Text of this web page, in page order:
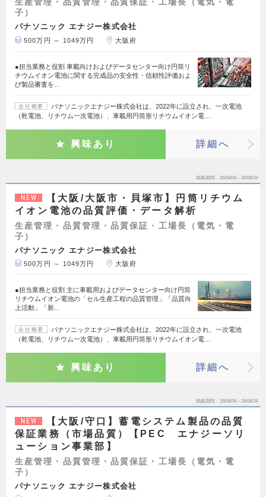
生産管理・品質管理・品質保証・工場長（電気・電
子）
パナソニック エナジー株式会社
500万円 ～ 1049万円 大阪府
●担当業務と役割 車載向けおよびデータセンター向け円筒リ
チウムイオン電池に関する完成品の安全性・信頼性評価およ
び製品審査を…
会社概要
パナソニックエナジー株式会社は、2022年に設立され、一次電池
（乾電池、リチウム一次電池）、車載用円筒形リチウムイオン電…
興味あり 詳細へ
掲載期間 26/08/06～26/08/19
NEW
【大阪/大阪市・貝塚市】円筒リチウム
イオン電池の品質評価・データ解析
生産管理・品質管理・品質保証・工場長（電気・電
子）
パナソニック エナジー株式会社
500万円 ～ 1049万円 大阪府
●担当業務と役割 主に車載用およびデータセンター向け円筒
リチウムイオン電池の「セル生産工程の品質管理」「品質向
上活動」「新…
会社概要
パナソニックエナジー株式会社は、2022年に設立され、一次電池
（乾電池、リチウム一次電池）、車載用円筒形リチウムイオン電…
興味あり 詳細へ
掲載期間 26/08/06～26/08/19
NEW
【大阪/守口】蓄電システム製品の品質
保証業務（市場品質）【PEC エナジーソリ
ューション事業部】
生産管理・品質管理・品質保証・工場長（電気・電
子）
パナソニック エナジー株式会社